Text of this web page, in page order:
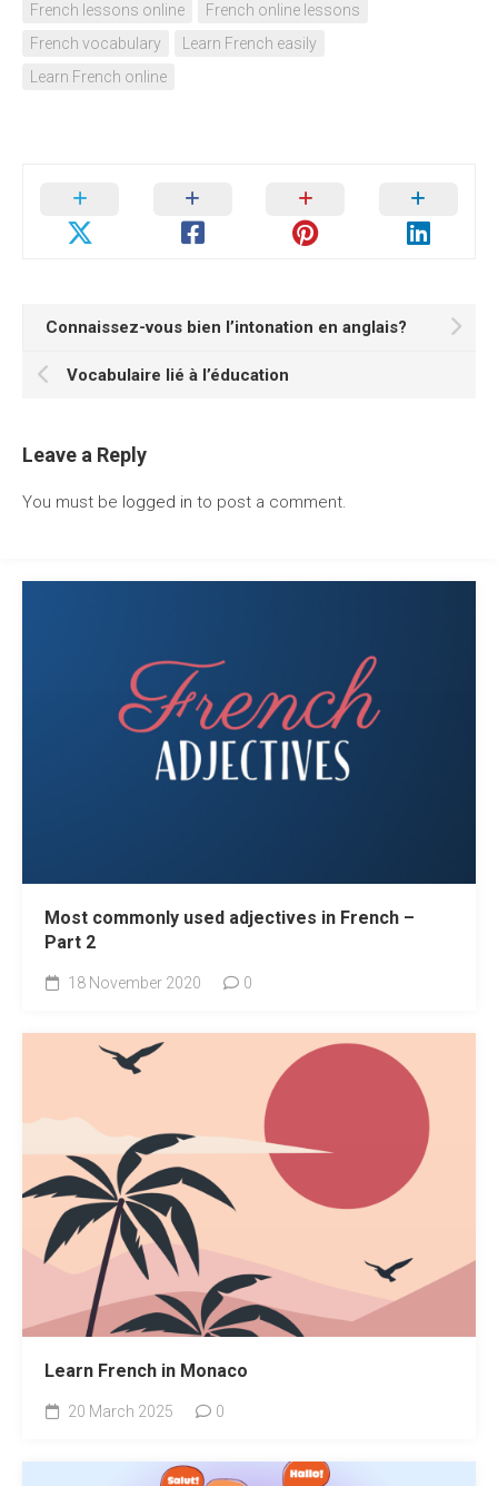
French lessons online
French online lessons
French vocabulary
Learn French easily
Learn French online
Connaissez-vous bien l’intonation en anglais?
Vocabulaire lié à l’éducation
Leave a Reply
You must be logged in to post a comment.
Most commonly used adjectives in French –
Part 2
18 November 2020 0
Learn French in Monaco
20 March 2025 0